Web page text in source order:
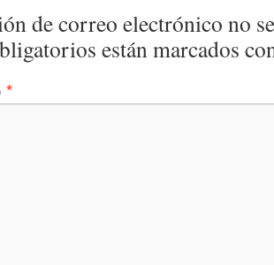
de correo electrónico no
están marcados
*